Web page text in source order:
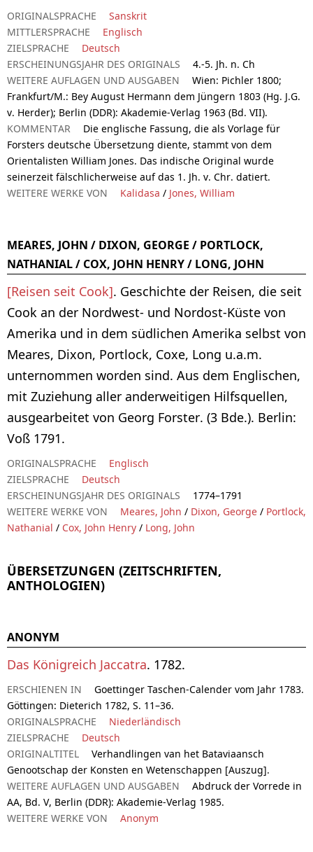
ORIGINALSPRACHE
Sanskrit
MITTLERSPRACHE
Englisch
ZIELSPRACHE
Deutsch
ERSCHEINUNGSJAHR DES ORIGINALS
4.-5. Jh. n. Ch
WEITERE AUFLAGEN UND AUSGABEN
Wien: Pichler 1800;
Frankfurt/M.: Bey August Hermann dem Jüngern 1803 (Hg. J.G.
v. Herder); Berlin (DDR): Akademie-Verlag 1963 (Bd. VII).
KOMMENTAR
Die englische Fassung, die als Vorlage für
Forsters deutsche Übersetzung diente, stammt von dem
Orientalisten William Jones. Das indische Original wurde
seinerzeit fälschlicherweise auf das 1. Jh. v. Chr. datiert.
WEITERE WERKE VON
Kalidasa / Jones, William
MEARES, JOHN / DIXON, GEORGE / PORTLOCK,
NATHANIAL / COX, JOHN HENRY / LONG, JOHN
[Reisen seit Cook]. Geschichte der Reisen, die seit
Cook an der Nordwest- und Nordost-Küste von
Amerika und in dem südlichen Amerika selbst von
Meares, Dixon, Portlock, Coxe, Long u.a.m.
unternommen worden sind. Aus dem Englischen,
mit Zuziehung aller anderweitigen Hilfsquellen,
ausgearbeitet von Georg Forster. (3 Bde.). Berlin:
Voß 1791.
ORIGINALSPRACHE
Englisch
ZIELSPRACHE
Deutsch
ERSCHEINUNGSJAHR DES ORIGINALS
1774–1791
WEITERE WERKE VON
Meares, John / Dixon, George / Portlock,
Nathanial / Cox, John Henry / Long, John
ÜBERSETZUNGEN (ZEITSCHRIFTEN,
ANTHOLOGIEN)
ANONYM
Das Königreich Jaccatra. 1782.
ERSCHIENEN IN
Goettinger Taschen-Calender vom Jahr 1783.
Göttingen: Dieterich 1782, S. 11–36.
ORIGINALSPRACHE
Niederländisch
ZIELSPRACHE
Deutsch
ORIGINALTITEL
Verhandlingen van het Bataviaansch
Genootschap der Konsten en Wetenschappen [Auszug].
WEITERE AUFLAGEN UND AUSGABEN
Abdruck der Vorrede in
AA, Bd. V, Berlin (DDR): Akademie-Verlag 1985.
WEITERE WERKE VON
Anonym